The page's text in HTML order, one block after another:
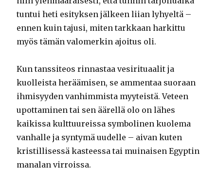
tuntui heti esityksen jälkeen liian lyhyeltä –
ennen kuin tajusi, miten tarkkaan harkittu
myös tämän valomerkin ajoitus oli.
Kun tanssiteos rinnastaa vesirituaalit ja
kuolleista heräämisen, se ammentaa suoraan
ihmisyyden vanhimmista myyteistä. Veteen
upottaminen tai sen äärellä olo on lähes
kaikissa kulttuureissa symbolinen kuolema
vanhalle ja syntymä uudelle – aivan kuten
kristillisessä kasteessa tai muinaisen Egyptin
manalan virroissa.